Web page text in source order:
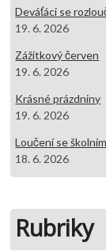
Deváťáci se
19. 6. 2026
Zážitkový červen
19. 6. 2026
Krásné prázdniny
19. 6. 2026
Loučení se
18. 6. 2026
Rubriky